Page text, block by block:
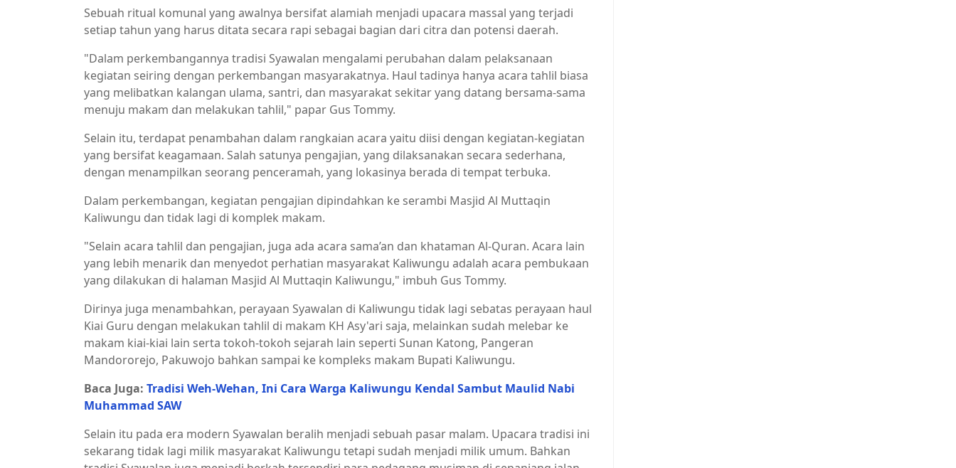
Sebuah ritual komunal yang awalnya bersifat alamiah menjadi upacara massal yang terjadi
setiap tahun yang harus ditata secara rapi sebagai bagian dari citra dan potensi daerah.
"Dalam perkembangannya tradisi Syawalan mengalami perubahan dalam pelaksanaan
kegiatan seiring dengan perkembangan masyarakatnya. Haul tadinya hanya acara tahlil biasa
yang melibatkan kalangan ulama, santri, dan masyarakat sekitar yang datang bersama-sama
menuju makam dan melakukan tahlil," papar Gus Tommy.
Selain itu, terdapat penambahan dalam rangkaian acara yaitu diisi dengan kegiatan-kegiatan
yang bersifat keagamaan. Salah satunya pengajian, yang dilaksanakan secara sederhana,
dengan menampilkan seorang penceramah, yang lokasinya berada di tempat terbuka.
Dalam perkembangan, kegiatan pengajian dipindahkan ke serambi Masjid Al Muttaqin
Kaliwungu dan tidak lagi di komplek makam.
"Selain acara tahlil dan pengajian, juga ada acara sama’an dan khataman Al-Quran. Acara lain
yang lebih menarik dan menyedot perhatian masyarakat Kaliwungu adalah acara pembukaan
yang dilakukan di halaman Masjid Al Muttaqin Kaliwungu," imbuh Gus Tommy.
Dirinya juga menambahkan, perayaan Syawalan di Kaliwungu tidak lagi sebatas perayaan haul
Kiai Guru dengan melakukan tahlil di makam KH Asy'ari saja, melainkan sudah melebar ke
makam kiai-kiai lain serta tokoh-tokoh sejarah lain seperti Sunan Katong, Pangeran
Mandororejo, Pakuwojo bahkan sampai ke kompleks makam Bupati Kaliwungu.
Baca Juga: Tradisi Weh-Wehan, Ini Cara Warga Kaliwungu Kendal Sambut Maulid Nabi
Muhammad SAW
Selain itu pada era modern Syawalan beralih menjadi sebuah pasar malam. Upacara tradisi ini
sekarang tidak lagi milik masyarakat Kaliwungu tetapi sudah menjadi milik umum. Bahkan